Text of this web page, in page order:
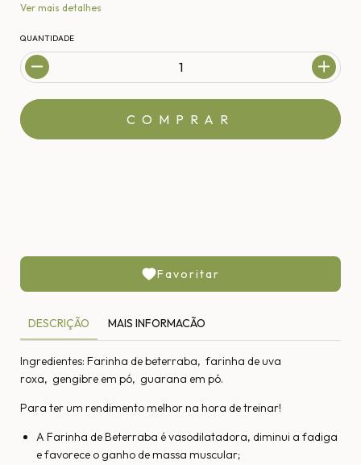
Ver mais detalhes
QUANTIDADE
Favoritar
DESCRIÇÃO MAIS INFORMACÃO
Ingredientes: Farinha de beterraba, farinha de uva
roxa, gengibre em pó, guarana em pó.
Para ter um rendimento melhor na hora de treinar!
A Farinha de Beterraba é vasodilatadora, diminui a fadiga
e favorece o ganho de massa muscular;